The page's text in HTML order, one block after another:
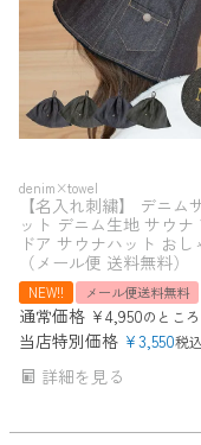
denim×towel
【名入れ刺繍】 デニム
ット デニム生地 サウナ
ドア サウナハット おし
（メール便 送料無料）
NEW!! メール便送料無料
通常価格 ¥4,950のところ
当店特別価格 ¥3,550税込
詳細を見る